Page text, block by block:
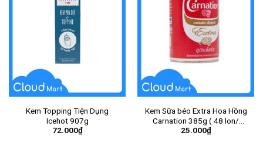
Kem Topping Tiện Dụng
Icehot 907g
72.000₫
Kem Sữa béo Extra Hoa Hồng
Carnation 385g ( 48 lon/
thùng ) – Lon
25.000₫